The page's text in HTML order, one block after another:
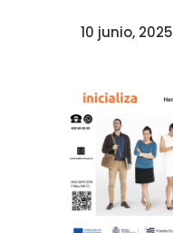
10 junio, 2025